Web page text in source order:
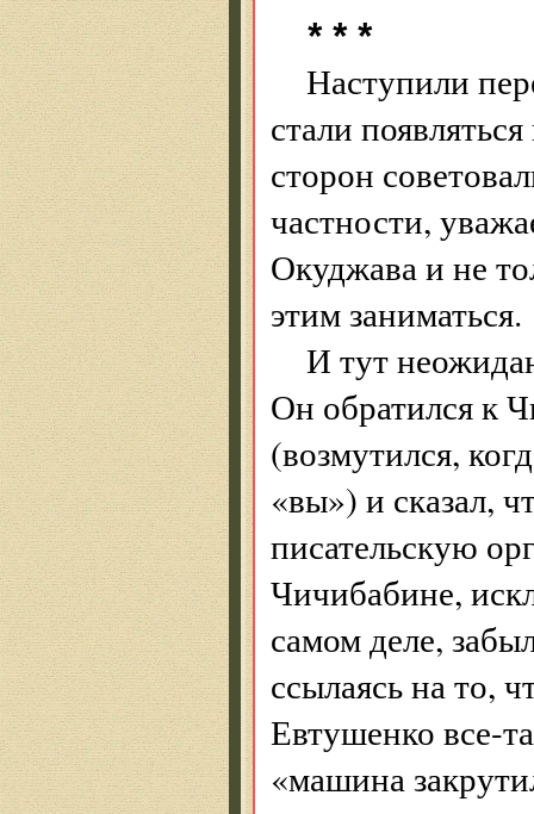
* * *
Наступили
стали
сторон
частности,
Окуджава и не
этим заниматься.
И тут
Он обратился к
(возмутился,
«вы») и сказал,
писательскую
Чичибабине,
самом деле,
ссылаясь на то,
Евтушенко все-
«машина